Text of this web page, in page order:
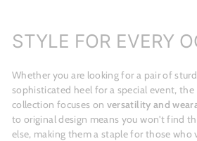
STYLE FOR EVERY
Whether you are looking for a pair of
sophisticated heel for a special event, the
collection focuses on versatility and
to original design means you won't find
else, making them a staple for those who